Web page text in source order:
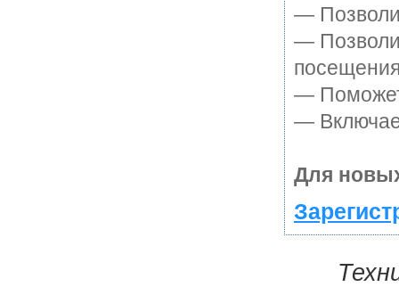
—
—
— Поможет
—
Для